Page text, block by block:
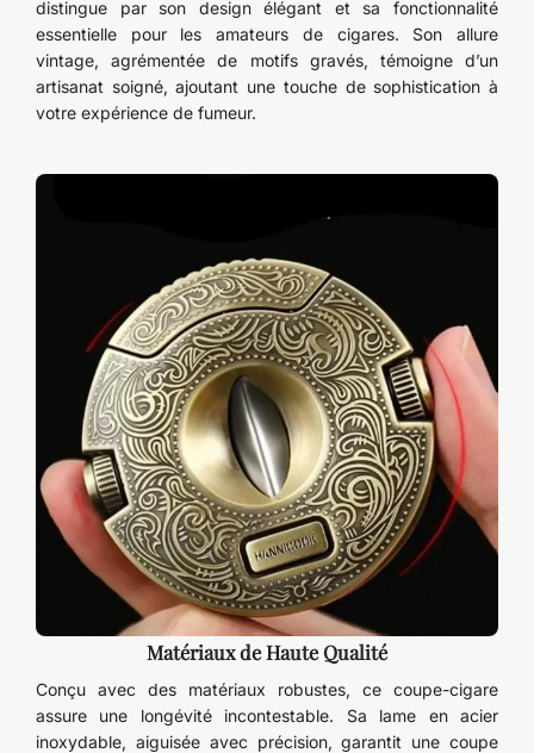
distingue par son design élégant et sa fonctionnalité
essentielle pour les amateurs de cigares. Son allure
vintage, agrémentée de motifs gravés, témoigne d’un
artisanat soigné, ajoutant une touche de sophistication à
votre expérience de fumeur.
Matériaux de Haute Qualité
Conçu avec des matériaux robustes, ce coupe-cigare
assure une longévité incontestable. Sa lame en acier
inoxydable, aiguisée avec précision, garantit une coupe